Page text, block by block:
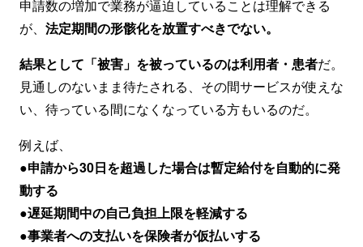
申請数の増加で業務が逼迫していることは理解できる
が、 法定期間の形骸化を放置すべきでない。
結果として「被害」を被っているのは利用者・患者だ。
見通しのないまま待たされる、その間サービスが使えな
い、待っている間になくなっている方もいるのだ。
例えば、
●申請から30日を超過した場合は暫定給付を自動的に発
動する
●遅延期間中の自己負担上限を軽減する
●事業者への支払いを保険者が仮払いする